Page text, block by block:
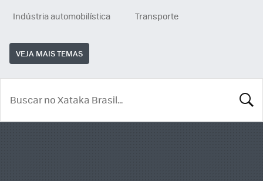
Indústria automobilística
Transporte
VEJA MAIS TEMAS